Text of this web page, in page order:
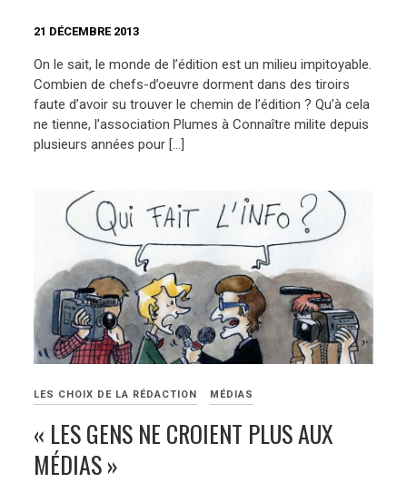
21 DÉCEMBRE 2013
On le sait, le monde de l’édition est un milieu impitoyable.
Combien de chefs-d’oeuvre dorment dans des tiroirs
faute d’avoir su trouver le chemin de l’édition ? Qu’à cela
ne tienne, l’association Plumes à Connaître milite depuis
plusieurs années pour […]
LES CHOIX DE LA RÉDACTION MÉDIAS
« LES GENS NE CROIENT PLUS AUX
MÉDIAS »